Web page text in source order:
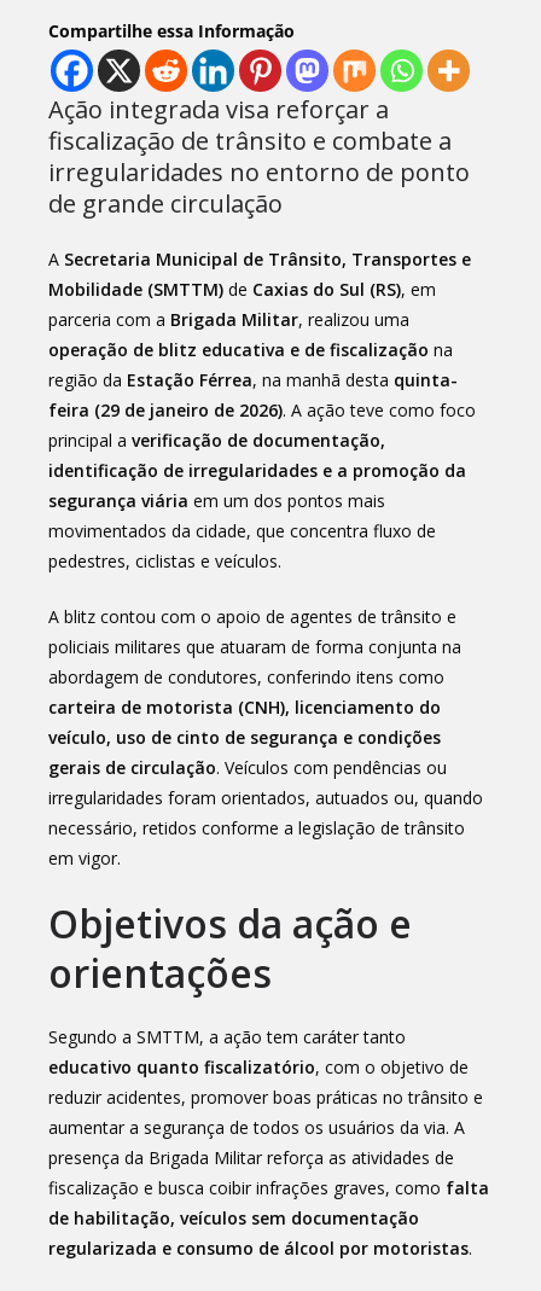
Compartilhe essa Informação
Ação integrada visa reforçar a
fiscalização de trânsito e combate a
irregularidades no entorno de ponto
de grande circulação
A Secretaria Municipal de Trânsito, Transportes e
Mobilidade (SMTTM) de Caxias do Sul (RS), em
parceria com a Brigada Militar, realizou uma
operação de blitz educativa e de fiscalização na
região da Estação Férrea, na manhã desta quinta-
feira (29 de janeiro de 2026). A ação teve como foco
principal a verificação de documentação,
identificação de irregularidades e a promoção da
segurança viária em um dos pontos mais
movimentados da cidade, que concentra fluxo de
pedestres, ciclistas e veículos.
A blitz contou com o apoio de agentes de trânsito e
policiais militares que atuaram de forma conjunta na
abordagem de condutores, conferindo itens como
carteira de motorista (CNH), licenciamento do
veículo, uso de cinto de segurança e condições
gerais de circulação. Veículos com pendências ou
irregularidades foram orientados, autuados ou, quando
necessário, retidos conforme a legislação de trânsito
em vigor.
Objetivos da ação e
orientações
Segundo a SMTTM, a ação tem caráter tanto
educativo quanto fiscalizatório, com o objetivo de
reduzir acidentes, promover boas práticas no trânsito e
aumentar a segurança de todos os usuários da via. A
presença da Brigada Militar reforça as atividades de
fiscalização e busca coibir infrações graves, como falta
de habilitação, veículos sem documentação
regularizada e consumo de álcool por motoristas.